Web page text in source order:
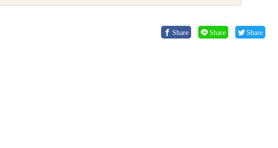
Share Share Share